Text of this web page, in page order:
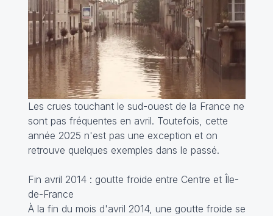
Les crues touchant le sud-ouest de la France ne
sont pas fréquentes en avril. Toutefois, cette
année 2025 n'est pas une exception et on
retrouve quelques exemples dans le passé.
Fin avril 2014 : goutte froide entre Centre et Île-
de-France
À la fin du mois d'avril 2014, une goutte froide se